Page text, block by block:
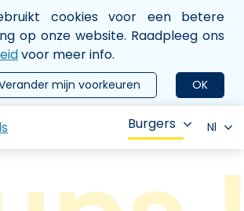
cookies voor een betere
op onze website. Raadpleeg ons
voor meer info.
OK
mijn voorkeuren
Burgers Nl